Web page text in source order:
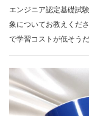
エンジニア認定基礎試
象についてお教えくだ
で学習コストが低そう